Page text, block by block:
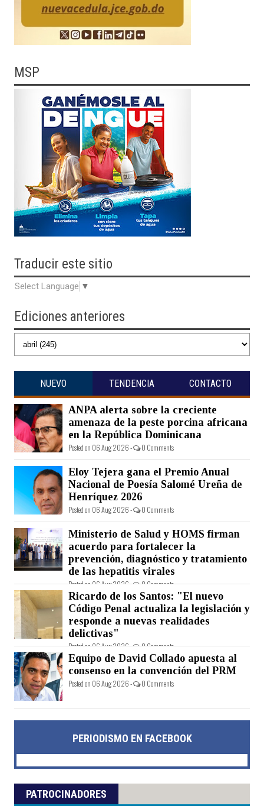
MSP
Traducir este sitio
Select Language ▼
Ediciones anteriores
NUEVO TENDENCIA CONTACTO
ANPA alerta sobre la creciente
amenaza de la peste porcina africana
en la República Dominicana
Posted on 06 Aug 2026 - 0 Comments
Eloy Tejera gana el Premio Anual
Nacional de Poesía Salomé Ureña de
Henríquez 2026
Posted on 06 Aug 2026 - 0 Comments
Ministerio de Salud y HOMS firman
acuerdo para fortalecer la
prevención, diagnóstico y tratamiento
de las hepatitis virales
Posted on 06 Aug 2026 - 0 Comments
Ricardo de los Santos: "El nuevo
Código Penal actualiza la legislación y
responde a nuevas realidades
delictivas"
Posted on 06 Aug 2026 - 0 Comments
Equipo de David Collado apuesta al
consenso en la convención del PRM
Posted on 06 Aug 2026 - 0 Comments
PERIODISMO EN FACEBOOK
PATROCINADORES